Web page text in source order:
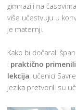
gimnaziji na
više učestvuju u
je maternji.
Kako bi dočarali
i praktično
lekcija, učenici
jezika pretvorili su